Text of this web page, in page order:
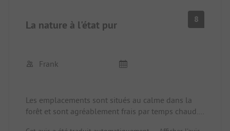
indispensables.
La nature à l'état pur 8
Frank
Les emplacements sont situés au calme dans la
forêt et sont agréablement frais par temps chaud.